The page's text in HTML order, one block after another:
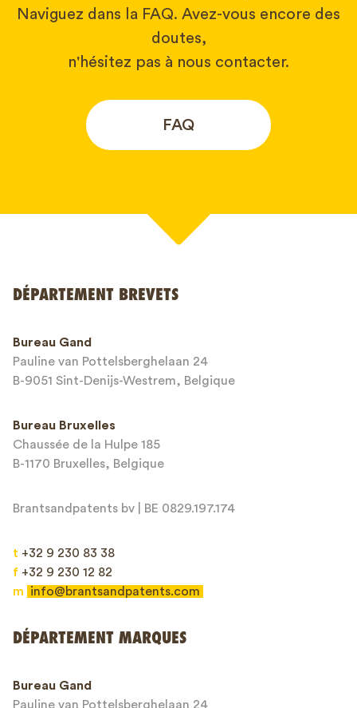
Naviguez dans la FAQ. Avez-vous encore des
doutes,
n'hésitez pas à nous contacter.
FAQ
Adresse email*
Message*
This site is protected by reCAPTCHA and the Google
DÉPARTEMENT BREVETS
Bureau Gand
Pauline van Pottelsberghelaan 24
B-9051 Sint-Denijs-Westrem, Belgique
Bureau Bruxelles
Chaussée de la Hulpe 185
B-1170 Bruxelles, Belgique
Brantsandpatents bv | BE 0829.197.174
t +32 9 230 83 38
f +32 9 230 12 82
m
info@brantsandpatents.com
DÉPARTEMENT MARQUES
Bureau Gand
Pauline van Pottelsberghelaan 24